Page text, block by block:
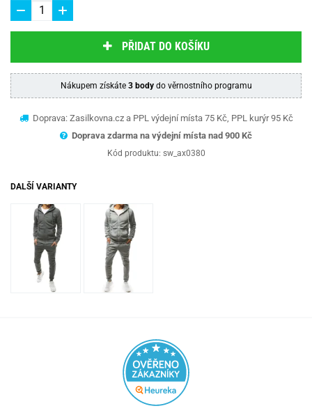
PŘIDAT DO KOŠÍKU
Nákupem získáte 3 bodydo věrnostního programu
Doprava: Zasilkovna.cz a PPL výdejní místa 75 Kč, PPL kurýr 95 Kč
Doprava zdarma na výdejní místa nad 900 Kč
Kód produktu: sw_ax0380
DALŠÍ VARIANTY